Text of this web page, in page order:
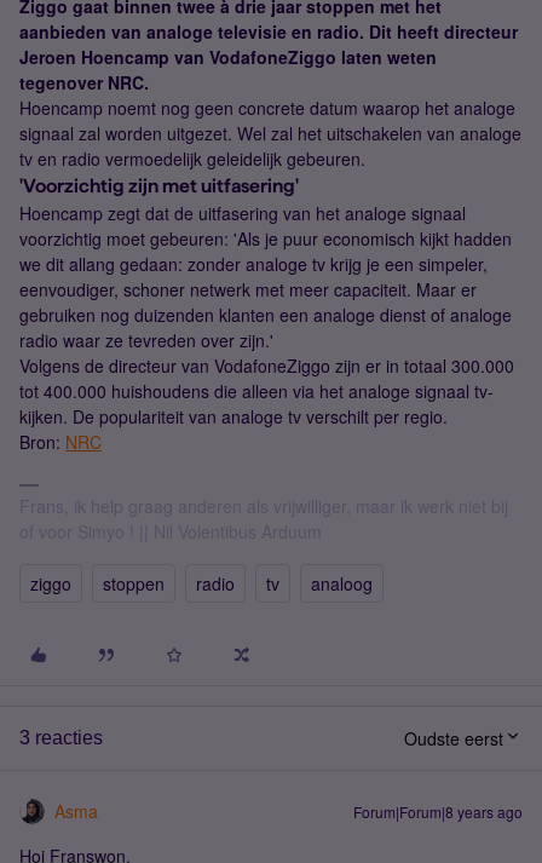
Ziggo gaat binnen twee à drie jaar stoppen met het
aanbieden van analoge televisie en radio. Dit heeft directeur
Jeroen Hoencamp van VodafoneZiggo laten weten
tegenover NRC.
Hoencamp noemt nog geen concrete datum waarop het analoge
signaal zal worden uitgezet. Wel zal het uitschakelen van analoge
tv en radio vermoedelijk geleidelijk gebeuren.
'Voorzichtig zijn met uitfasering'
Hoencamp zegt dat de uitfasering van het analoge signaal
voorzichtig moet gebeuren: 'Als je puur economisch kijkt hadden
we dit allang gedaan: zonder analoge tv krijg je een simpeler,
eenvoudiger, schoner netwerk met meer capaciteit. Maar er
gebruiken nog duizenden klanten een analoge dienst of analoge
radio waar ze tevreden over zijn.'
Volgens de directeur van VodafoneZiggo zijn er in totaal 300.000
tot 400.000 huishoudens die alleen via het analoge signaal tv-
kijken. De populariteit van analoge tv verschilt per regio.
Bron: NRC
Frans, ik help graag anderen als vrijwilliger, maar ik werk niet bij
of voor Simyo ! || Nil Volentibus Arduum
ziggo stoppen radio tv analoog
3 reacties Oudste eerst
Asma Forum|Forum|8 years ago
Hoi Franswon,